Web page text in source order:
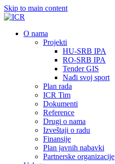
Skip to main content
О nama
Projekti
HU-SRB IPA
RO-SRB IPA
Tender GIS
Nađi svoj sport
Plan rada
ICR Tim
Dokumenti
Reference
Drugi o nama
Izveštaji o radu
Finansije
Plan javnih nabavki
Partnerske organizacije